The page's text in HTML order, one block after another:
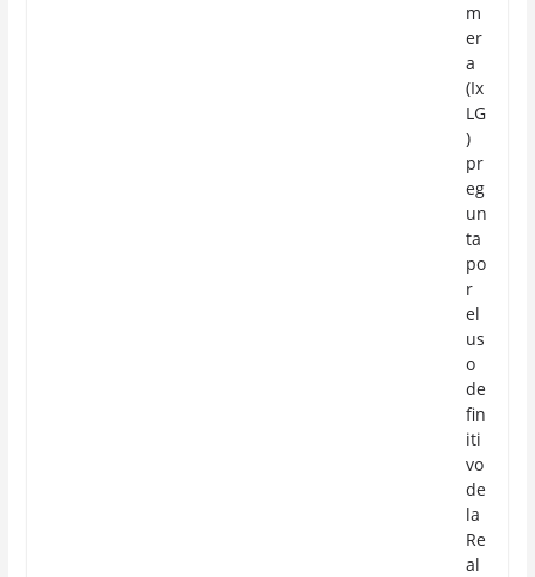
m
er
a
(Ix
LG
)
pr
eg
un
ta
po
r
el
us
o
de
fin
iti
vo
de
la
Re
al